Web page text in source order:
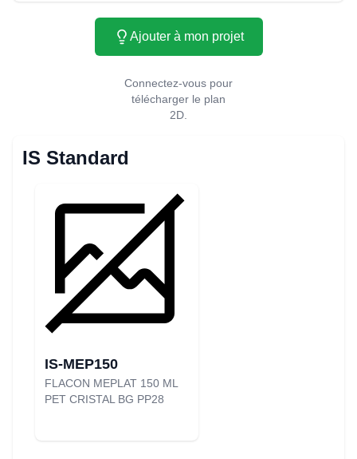
Ajouter à mon projet
Connectez-vous pour
télécharger le plan
2D.
IS Standard
IS-MEP150
FLACON MEPLAT 150 ML
PET CRISTAL BG PP28